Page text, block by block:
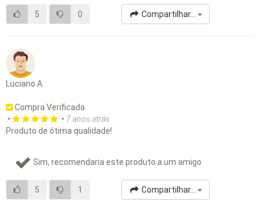
5 0 Compartilhar...
Luciano A.
Compra Verificada
•
• 7 anos atrás
Produto de ótima qualidade!
Sim, recomendaria este produto a um amigo
5 1 Compartilhar...